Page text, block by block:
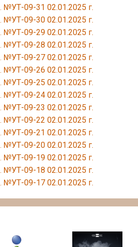
№УТ-09-31 02.01.2025 г.
№УТ-09-30 02.01.2025 г.
№УТ-09-29 02.01.2025 г.
№УТ-09-28 02.01.2025 г.
№УТ-09-27 02.01.2025 г.
№УТ-09-26 02.01.2025 г.
№УТ-09-25 02.01.2025 г.
№УТ-09-24 02.01.2025 г.
№УТ-09-23 02.01.2025 г.
№УТ-09-22 02.01.2025 г.
№УТ-09-21 02.01.2025 г.
№УТ-09-20 02.01.2025 г.
№УТ-09-19 02.01.2025 г.
№УТ-09-18 02.01.2025 г.
№УТ-09-17 02.01.2025 г.